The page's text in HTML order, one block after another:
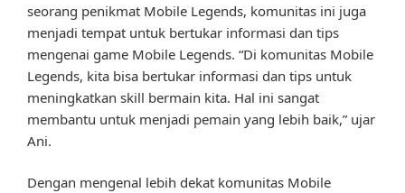
seorang penikmat Mobile Legends, komunitas ini juga
menjadi tempat untuk bertukar informasi dan tips
mengenai game Mobile Legends. “Di komunitas Mobile
Legends, kita bisa bertukar informasi dan tips untuk
meningkatkan skill bermain kita. Hal ini sangat
membantu untuk menjadi pemain yang lebih baik,” ujar
Ani.
Dengan mengenal lebih dekat komunitas Mobile